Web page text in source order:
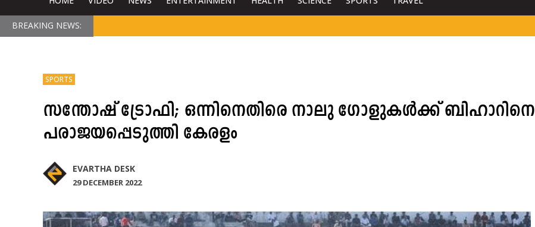
BREAKING NEWS:
SPORTS
സന്തോഷ് ട്രോഫി; ഒന്നിനെതിരെ നാലു ഗോളുകൾക്ക് ബിഹാറിനെ
പരാജയപ്പെടുത്തി കേരളം
EVARTHA DESK
29 DECEMBER 2022